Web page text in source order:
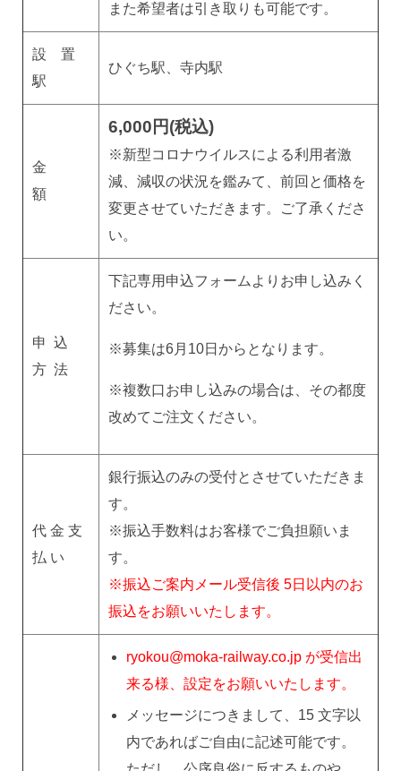
また希望者は引き取りも可能です。
設 置
駅
ひぐち駅、寺内駅
金
額
6,000円(税込)
※新型コロナウイルスによる利用者激
減、減収の状況を鑑みて、前回と価格を
変更させていただきます。ご了承くださ
い。
申 込
方 法
下記専用申込フォームよりお申し込みく
ださい。
※募集は6月10日からとなります。
※複数口お申し込みの場合は、その都度
改めてご注文ください。
代 金 支
払 い
銀行振込のみの受付とさせていただきま
す。
※振込手数料はお客様でご負担願いま
す。
※振込ご案内メール受信後 5日以内のお
振込をお願いいたします。
ryokou@moka-railway.co.jp が受信出
来る様、設定をお願いいたします。
メッセージにつきまして、15 文字以
内であればご自由に記述可能です。